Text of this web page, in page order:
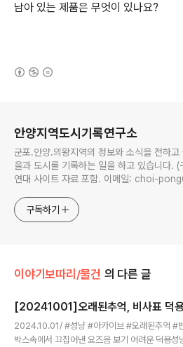
남아 있는 제품은 무엇이 있나요?
안양지역도시기록연구소
군포.안양.의왕지역의 정보와 소식을 전하
을과 도시를 기록하는 일을 하고 있습니다. (구)안양지역시민
연대 사이트 자료 포함. 이메일: choi-
구독하기
이야기보따리/물건 의 다른 글
[20241001]오래된추억, 비사표 덕
2024.10.01/ #성냥 #아카이브 #오래된추억 #
박스속에서 끄집어낸 요즈음 보기 어려운 덕용성